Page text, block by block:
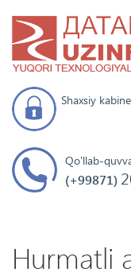
Shaxsiy
Qo'llab-
(+99871)
Hurmatli